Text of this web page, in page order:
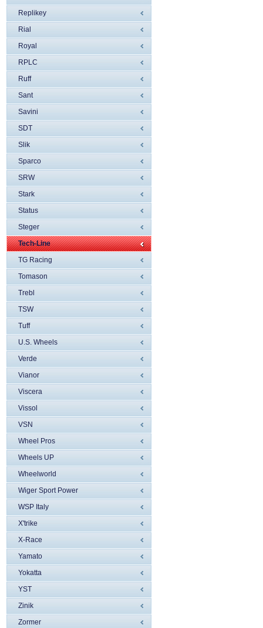
Replikey
Rial
Royal
RPLC
Ruff
Sant
Savini
SDT
Slik
Sparco
SRW
Stark
Status
Steger
Tech-Line
TG Racing
Tomason
Trebl
TSW
Tuff
U.S. Wheels
Verde
Vianor
Viscera
Vissol
VSN
Wheel Pros
Wheels UP
Wheelworld
Wiger Sport Power
WSP Italy
X'trike
X-Race
Yamato
Yokatta
YST
Zinik
Zormer